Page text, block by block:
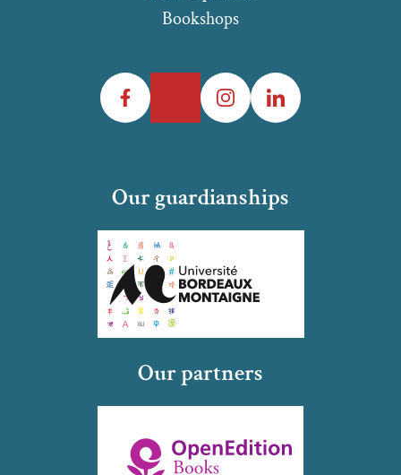
Bookshops
Facebook InstagramLinkedIn
Our guardianships
Our partners